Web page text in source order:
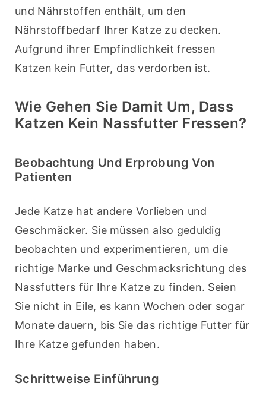
und Nährstoffen enthält, um den
Nährstoffbedarf Ihrer Katze zu decken.
Aufgrund ihrer Empfindlichkeit fressen
Katzen kein Futter, das verdorben ist.
Wie Gehen Sie Damit Um, Dass
Katzen Kein Nassfutter Fressen?
Beobachtung Und Erprobung Von
Patienten
Jede Katze hat andere Vorlieben und
Geschmäcker. Sie müssen also geduldig
beobachten und experimentieren, um die
richtige Marke und Geschmacksrichtung des
Nassfutters für Ihre Katze zu finden. Seien
Sie nicht in Eile, es kann Wochen oder sogar
Monate dauern, bis Sie das richtige Futter für
Ihre Katze gefunden haben.
Schrittweise Einführung